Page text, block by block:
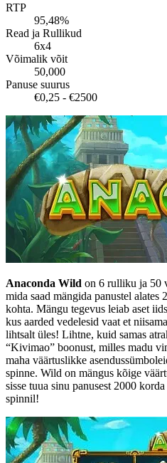
RTP
95,48%
Read ja Rullikud
6x4
Võimalik võit
50,000
Panuse suurus
€0,25 - €2500
Anaconda Wild on 6 rulliku ja 50
mida saad mängida panustel
kohta. Mängu tegevus leiab aset
kus aarded vedelesid vaat et
lihtsalt üles! Lihtne, kuid samas
“Kivimao” boonust, milles madu
maha väärtuslikke
spinne. Wild on mängus kõige
sisse tuua sinu panusest 2000
spinnil!